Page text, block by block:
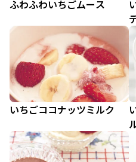
ふわふわいちごムース
いちごココナッツミルク